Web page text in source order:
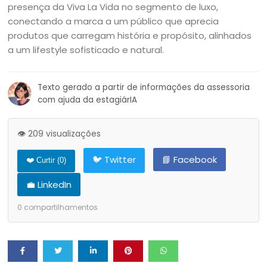
presença da Viva La Vida no segmento de luxo,
conectando a marca a um público que aprecia
produtos que carregam história e propósito, alinhados
a um lifestyle sofisticado e natural.
Texto gerado a partir de informações da assessoria
com ajuda da estagiárIA
👁️ 209 visualizações
❤️ Curtir (0) 🐦 Twitter
📘 Facebook
💼 LinkedIn
0 compartilhamentos